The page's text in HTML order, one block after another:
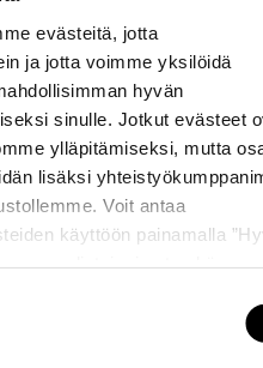
evästeitä, jotta
ja jotta voimme yksilöidä
hyvän
sinulle. Jotkut evästeet
ylläpitämiseksi, mutta
lisäksi
Voit antaa
käyttöön painamalla